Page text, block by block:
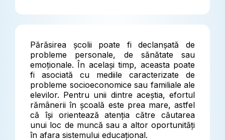
Părăsirea școlii poate fi declanșată de
probleme personale, de sănătate sau
emoționale. În același timp, aceasta poate
fi asociată cu mediile caracterizate de
probleme socioeconomice sau familiale ale
elevilor. Pentru unii dintre aceștia, efortul
rămânerii în școală este prea mare, astfel
că își orientează atenția către căutarea
unui loc de muncă sau a altor oportunități
în afara sistemului educațional.